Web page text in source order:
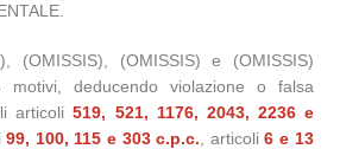
(OMISSIS), (OMISSIS) e (OMISSIS)
motivi, deducendo violazione o falsa
articoli519, 521, 1176, 2043, 2236 e
99, 100, 115 e 303 c.p.c. , articoli6 e 13